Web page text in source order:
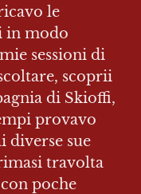
le
in modo
sessioni di
scoprii
di Skioffi,
provavo
diverse sue
travolta
poche